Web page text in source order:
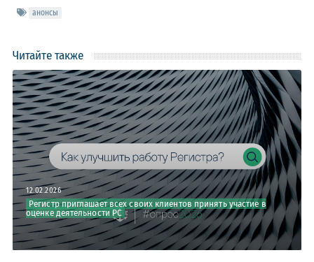
анонсы
Читайте также
12.02.2026
Регистр приглашает всех своих клиентов принять участие в
оценке деятельности РС